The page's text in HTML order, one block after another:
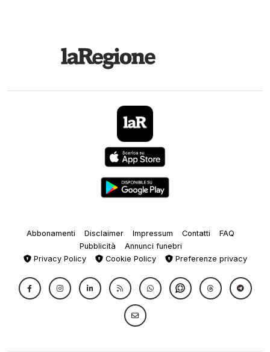
Abbonamenti Disclaimer Impressum Contatti
FAQ
Pubblicità
Annunci funebri
Privacy Policy
Cookie Policy Preferenze privacy